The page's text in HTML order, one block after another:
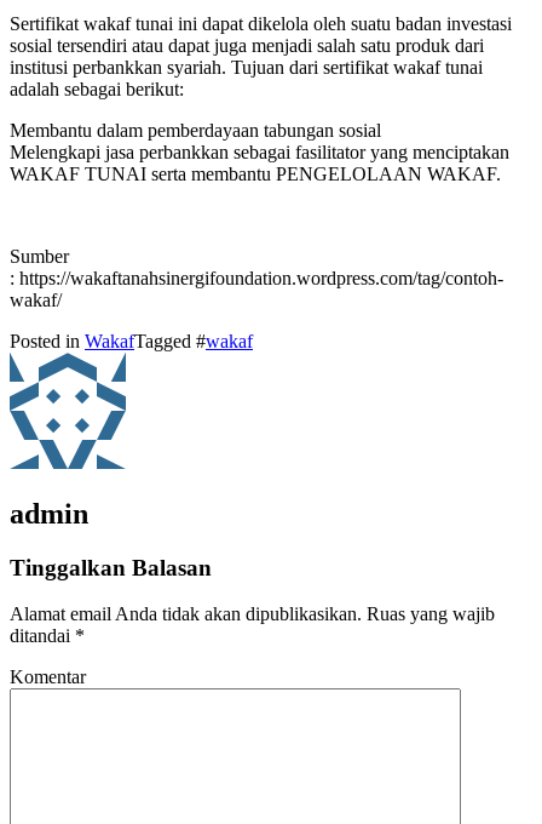
Sertifikat wakaf tunai ini dapat dikelola oleh suatu badan investasi
sosial tersendiri atau dapat juga menjadi salah satu produk dari
institusi perbankkan syariah. Tujuan dari sertifikat wakaf tunai
adalah sebagai berikut:
Membantu dalam pemberdayaan tabungan sosial
Melengkapi jasa perbankkan sebagai fasilitator yang menciptakan
WAKAF TUNAI serta membantu PENGELOLAAN WAKAF.
Sumber
: https://wakaftanahsinergifoundation.wordpress.com/tag/contoh-
wakaf/
Posted in WakafTagged #wakaf
admin
Tinggalkan Balasan
Alamat email Anda tidak akan dipublikasikan. Ruas yang wajib
ditandai *
Komentar